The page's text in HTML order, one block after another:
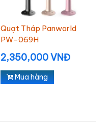
Quạt Tháp Panworld
PW-069H
2,350,000 VNĐ
Mua hàng